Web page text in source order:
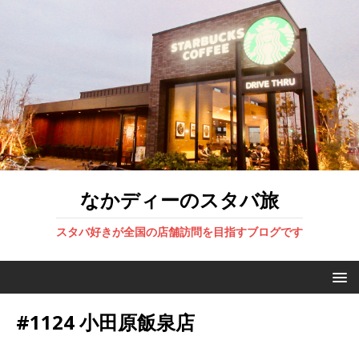
なかディーのスタバ旅
スタバ好きが全国の店舗訪問を目指すブログです
#1124 小田原飯泉店